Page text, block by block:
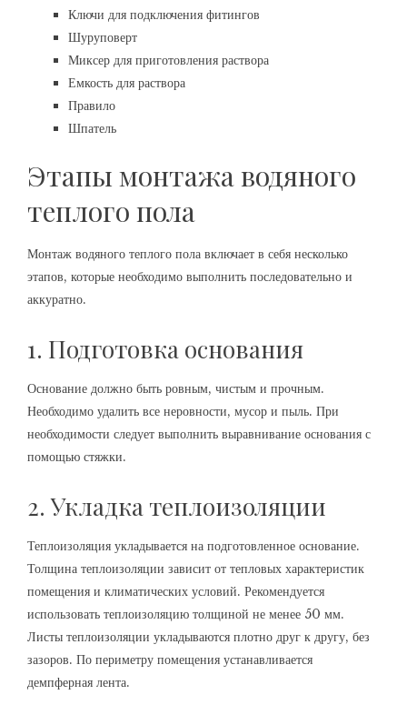
Ключи для подключения фитингов
Шуруповерт
Миксер для приготовления раствора
Емкость для раствора
Правило
Шпатель
Этапы монтажа водяного
теплого пола
Монтаж водяного теплого пола включает в себя несколько
этапов, которые необходимо выполнить последовательно и
аккуратно.
1. Подготовка основания
Основание должно быть ровным, чистым и прочным.
Необходимо удалить все неровности, мусор и пыль. При
необходимости следует выполнить выравнивание основания с
помощью стяжки.
2. Укладка теплоизоляции
Теплоизоляция укладывается на подготовленное основание.
Толщина теплоизоляции зависит от тепловых характеристик
помещения и климатических условий. Рекомендуется
использовать теплоизоляцию толщиной не менее 50 мм.
Листы теплоизоляции укладываются плотно друг к другу, без
зазоров. По периметру помещения устанавливается
демпферная лента.